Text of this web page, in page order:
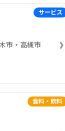
サービス
市・高槻市
›
食料・飲料